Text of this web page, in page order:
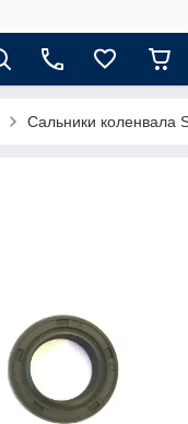
Сальники коленвала